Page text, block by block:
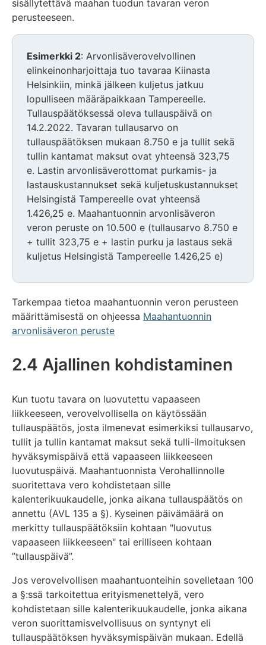
sisällytettävä maahan tuodun tavaran veron
perusteeseen.
Esimerkki 2: Arvonlisäverovelvollinen
elinkeinonharjoittaja tuo tavaraa Kiinasta
Helsinkiin, minkä jälkeen kuljetus jatkuu
lopulliseen määräpaikkaan Tampereelle.
Tullauspäätöksessä oleva tullauspäivä on
14.2.2022. Tavaran tullausarvo on
tullauspäätöksen mukaan 8.750 e ja tullit sekä
tullin kantamat maksut ovat yhteensä 323,75
e. Lastin arvonlisäverottomat purkamis- ja
lastauskustannukset sekä kuljetuskustannukset
Helsingistä Tampereelle ovat yhteensä
1.426,25 e. Maahantuonnin arvonlisäveron
veron peruste on 10.500 e (tullausarvo 8.750 e
+ tullit 323,75 e + lastin purku ja lastaus sekä
kuljetus Helsingistä Tampereelle 1.426,25 e)
Tarkempaa tietoa maahantuonnin veron perusteen
määrittämisestä on ohjeessa Maahantuonnin
arvonlisäveron peruste
2.4 Ajallinen kohdistaminen
Kun tuotu tavara on luovutettu vapaaseen
liikkeeseen, verovelvollisella on käytössään
tullauspäätös, josta ilmenevat esimerkiksi tullausarvo,
tullit ja tullin kantamat maksut sekä tulli-ilmoituksen
hyväksymispäivä että vapaaseen liikkeeseen
luovutuspäivä. Maahantuonnista Verohallinnolle
suoritettava vero kohdistetaan sille
kalenterikuukaudelle, jonka aikana tullauspäätös on
annettu (AVL 135 a §). Kyseinen päivämäärä on
merkitty tullauspäätöksiin kohtaan "luovutus
vapaaseen liikkeeseen" tai erilliseen kohtaan
”tullauspäivä”.
Jos verovelvollisen maahantuonteihin sovelletaan 100
a §:ssä tarkoitettua erityismenettelyä, vero
kohdistetaan sille kalenterikuukaudelle, jonka aikana
veron suorittamisvelvollisuus on syntynyt eli
tullauspäätöksen hyväksymispäivän mukaan. Edellä